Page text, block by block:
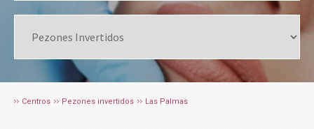
Centros Pezones invertidos Las Palmas